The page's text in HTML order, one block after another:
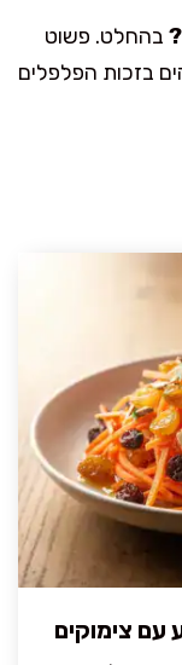
בהחלט. פשוט
בזכות הפלפלים